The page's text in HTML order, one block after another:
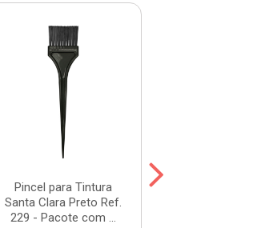
Pincel para Tintura
Santa Clara Preto Ref.
229 - Pacote com ...